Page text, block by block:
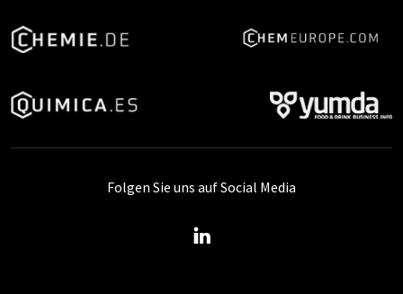
Folgen Sie uns auf Social Media